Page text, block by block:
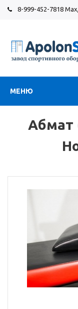
8-999-452-7818
МЕНЮ
Абмат